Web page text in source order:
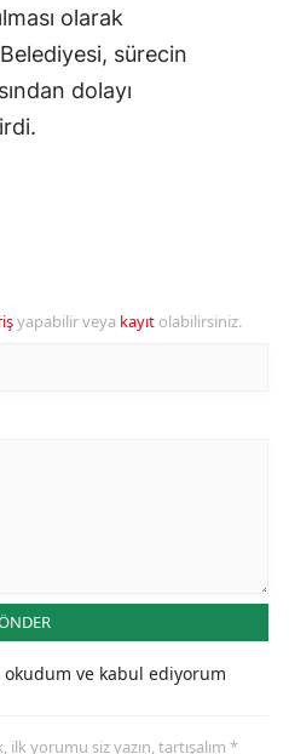
olarak
sürecin
dolayı
yapabilir veya kayıt olabilirsiniz.
okudum ve kabul ediyorum
yorumu siz yazın, tartışalım *